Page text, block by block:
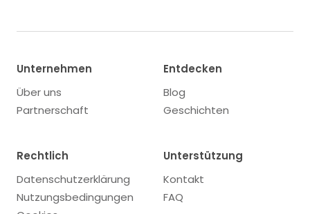
Unternehmen
Über uns
Partnerschaft
Entdecken
Blog
Geschichten
Rechtlich
Datenschutzerklärung
Nutzungsbedingungen
Unterstützung
Kontakt
FAQ